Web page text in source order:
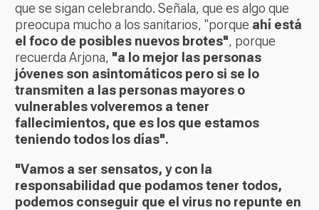
que se sigan celebrando. Señala, que es algo que
preocupa mucho a los sanitarios, "porque ahí está
el foco de posibles nuevos brotes", porque
recuerda Arjona, "a lo mejor las personas
jóvenes son asintomáticos pero si se lo
transmiten a las personas mayores o
vulnerables volveremos a tener
fallecimientos, que es los que estamos
teniendo todos los días".
"Vamos a ser sensatos, y con la
responsabilidad que podamos tener todos,
podemos conseguir que el virus no repunte en